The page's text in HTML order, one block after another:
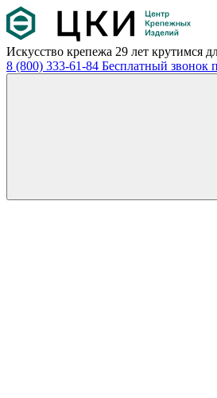
Искусство крепежа 29 лет крутимся
8 (800) 333-61-84 Бесплатный звонок